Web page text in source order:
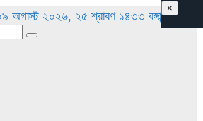
অগাস্ট ২০২৬, ২৫ শ্রাবণ ১৪৩৩ বঙ্গাব্দ
×